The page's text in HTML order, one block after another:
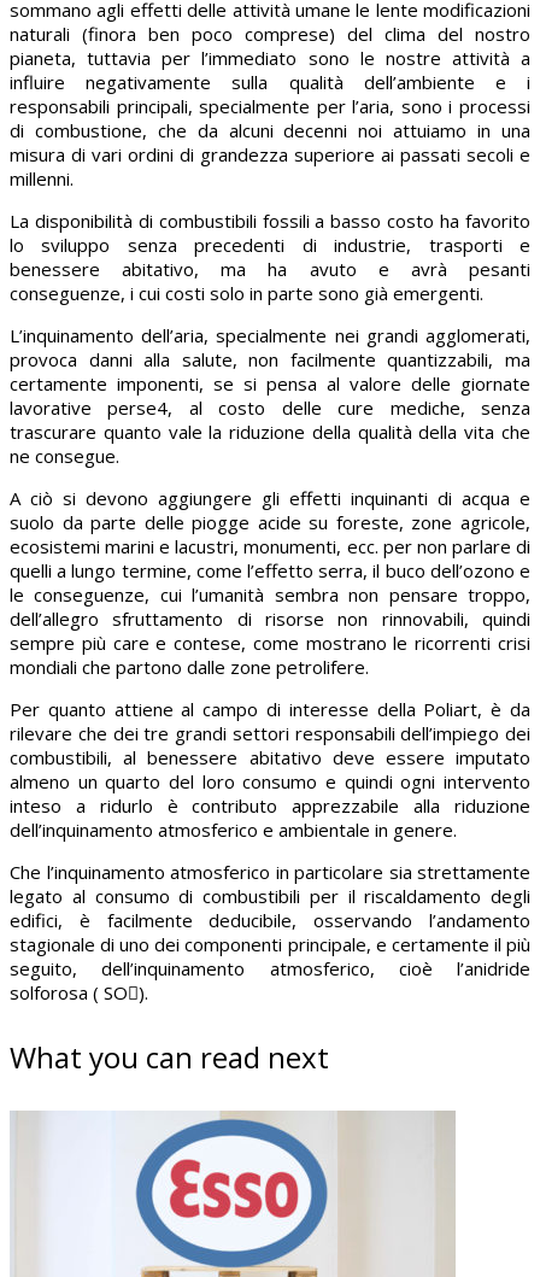
sommano agli effetti delle attività umane le lente modificazioni
naturali (finora ben poco comprese) del clima del nostro
pianeta, tuttavia per l’immediato sono le nostre attività a
influire negativamente sulla qualità dell’ambiente e i
responsabili principali, specialmente per l’aria, sono i processi
di combustione, che da alcuni decenni noi attuiamo in una
misura di vari ordini di grandezza superiore ai passati secoli e
millenni.
La disponibilità di combustibili fossili a basso costo ha favorito
lo sviluppo senza precedenti di industrie, trasporti e
benessere abitativo, ma ha avuto e avrà pesanti
conseguenze, i cui costi solo in parte sono già emergenti.
L’inquinamento dell’aria, specialmente nei grandi agglomerati,
provoca danni alla salute, non facilmente quantizzabili, ma
certamente imponenti, se si pensa al valore delle giornate
lavorative perse4, al costo delle cure mediche, senza
trascurare quanto vale la riduzione della qualità della vita che
ne consegue.
A ciò si devono aggiungere gli effetti inquinanti di acqua e
suolo da parte delle piogge acide su foreste, zone agricole,
ecosistemi marini e lacustri, monumenti, ecc. per non parlare di
quelli a lungo termine, come l’effetto serra, il buco dell’ozono e
le conseguenze, cui l’umanità sembra non pensare troppo,
dell’allegro sfruttamento di risorse non rinnovabili, quindi
sempre più care e contese, come mostrano le ricorrenti crisi
mondiali che partono dalle zone petrolifere.
Per quanto attiene al campo di interesse della Poliart, è da
rilevare che dei tre grandi settori responsabili dell’impiego dei
combustibili, al benessere abitativo deve essere imputato
almeno un quarto del loro consumo e quindi ogni intervento
inteso a ridurlo è contributo apprezzabile alla riduzione
dell’inquinamento atmosferico e ambientale in genere.
Che l’inquinamento atmosferico in particolare sia strettamente
legato al consumo di combustibili per il riscaldamento degli
edifici, è facilmente deducibile, osservando l’andamento
stagionale di uno dei componenti principale, e certamente il più
seguito, dell’inquinamento atmosferico, cioè l’anidride
solforosa ( SO).
What you can read next